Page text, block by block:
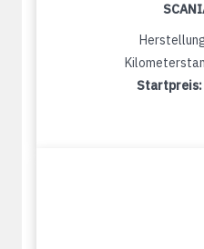
Startpreis: